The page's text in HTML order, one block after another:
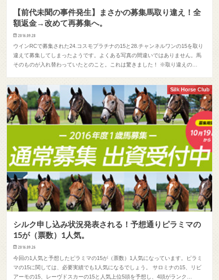
【前代未聞の事件発生】まさかの募集馬取り違え！全
額返金→改めて再募集へ。
2016.09.28
ウインRCで募集された24.コスモプラチナの15と28.チャンネルワンの15を取り
違えて募集してしまったようです。よくある写真の間違いではありません。馬
そのものが入れ替わっていたとのこと。これは驚きました！ ※取り違えの…
Silk Horse Club
シルク申し込み状況発表される！予想通りピラミマの
15が（票数）1人気。
2016.09.26
今回の1人気と予想したピラミマの15が（票数）1人気になっています。ピラミ
マの15に関しては、必要実績でも1人気になるでしょう。 サロミナの15、リビ
アーモの15、レーヴドスカーの15と人気上位5頭を予想し、4頭がランク…